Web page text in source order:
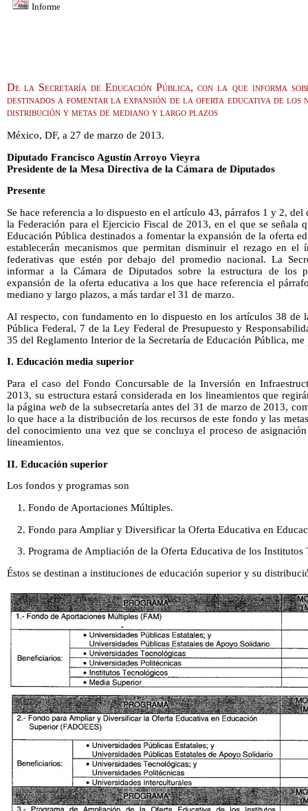
Informe
De la Secretaría de Educación Pública, con la que informa
destinados a fomentar la expansión de la oferta educativa de los
distribución y metas de mediano y largo plazos
México, DF, a 27 de marzo de 2013.
Diputado Francisco Agustín Arroyo Vieyra
Presidente de la Mesa Directiva de la Cámara de Diputados
Presente
Se hace referencia a lo dispuesto en el artículo 43, párrafos 1 y 2, del
la Federación para el Ejercicio Fiscal de 2013, en el que se señala
Educación Pública destinados a fomentar la expansión de la oferta
establecerán mecanismos que permitan disminuir el rezago en el
federativas que estén por debajo del promedio nacional. La
informar a la Cámara de Diputados sobre la estructura de los
expansión de la oferta educativa a los que hace referencia el
mediano y largo plazos, a más tardar el 31 de marzo.
Al respecto, con fundamento en lo dispuesto en los artículos 38 de
Pública Federal, 7 de la Ley Federal de Presupuesto y
35 del Reglamento Interior de la Secretaría de Educación Pública,
I. Educación media superior
Para el caso del Fondo Concursable de la Inversión en
2013, su estructura estará considerada en los lineamientos que
la página web de la subsecretaría antes del 31 de marzo de 2013,
lo que hace a la distribución de los recursos de este fondo y las
del conocimiento una vez que se concluya el proceso de
lineamientos.
II. Educación superior
Los fondos y programas son
1. Fondo de Aportaciones Múltiples.
2. Fondo para Ampliar y Diversificar la Oferta Educativa en
3. Programa de Ampliación de la Oferta Educativa de los Institutos
Éstos se destinan a instituciones de educación superior y su